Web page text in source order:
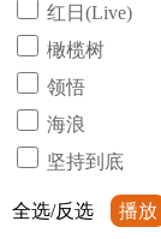
红日(Live)
橄榄树
领悟
海浪
坚持到底
全选/反选 播放